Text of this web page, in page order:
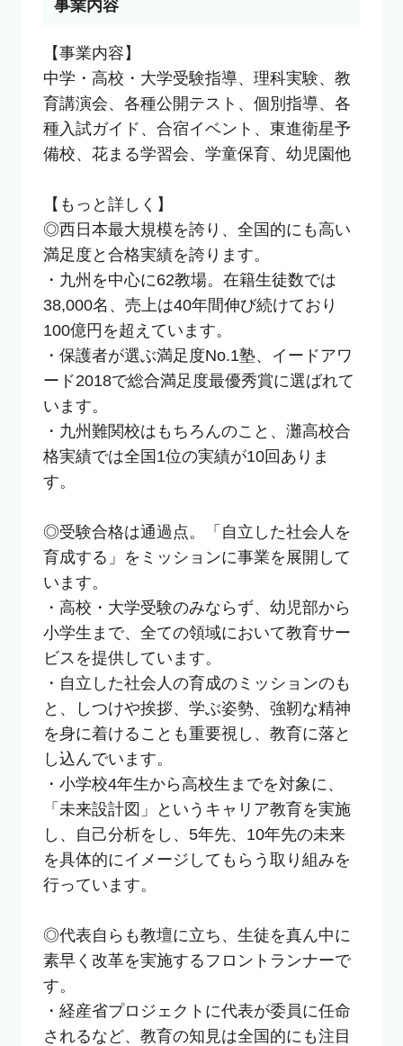
事業内容
【事業内容】
中学・高校・大学受験指導、理科実験、教
育講演会、各種公開テスト、個別指導、各
種入試ガイド、合宿イベント、東進衛星予
備校、花まる学習会、学童保育、幼児園他
【もっと詳しく】
◎西日本最大規模を誇り、全国的にも高い
満足度と合格実績を誇ります。
・九州を中心に62教場。在籍生徒数では
38,000名、売上は40年間伸び続けており
100億円を超えています。
・保護者が選ぶ満足度No.1塾、イードアワ
ード2018で総合満足度最優秀賞に選ばれて
います。
・九州難関校はもちろんのこと、灘高校合
格実績では全国1位の実績が10回ありま
す。
◎受験合格は通過点。「自立した社会人を
育成する」をミッションに事業を展開して
います。
・高校・大学受験のみならず、幼児部から
小学生まで、全ての領域において教育サー
ビスを提供しています。
・自立した社会人の育成のミッションのも
と、しつけや挨拶、学ぶ姿勢、強靭な精神
を身に着けることも重要視し、教育に落と
し込んでいます。
・小学校4年生から高校生までを対象に、
「未来設計図」というキャリア教育を実施
し、自己分析をし、5年先、10年先の未来
を具体的にイメージしてもらう取り組みを
行っています。
◎代表自らも教壇に立ち、生徒を真ん中に
素早く改革を実施するフロントランナーで
す。
・経産省プロジェクトに代表が委員に任命
されるなど、教育の知見は全国的にも注目